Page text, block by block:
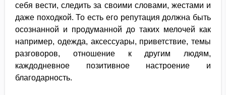
себя вести, следить за своими словами, жестами и
даже походкой. То есть его репутация должна быть
осознанной и продуманной до таких мелочей как
например, одежда, аксессуары, приветствие, темы
разговоров, отношение к другим людям,
каждодневное позитивное настроение и
благодарность.